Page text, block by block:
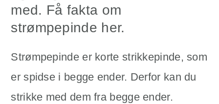
med. Få fakta om
strømpepinde her.
Strømpepinde er korte strikkepinde, som
er spidse i begge ender. Derfor kan du
strikke med dem fra begge ender.